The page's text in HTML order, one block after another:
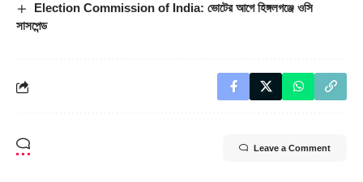
Election Commission of India: ভোটের আগে হিঙ্গলগঞ্জে ওসি
সাসপেন্ড
Leave a Comment